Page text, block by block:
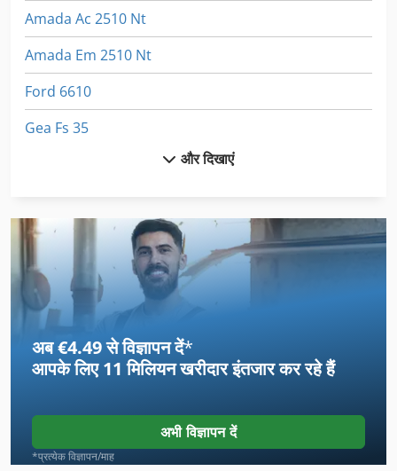
Amada Ac 2510 Nt
Amada Em 2510 Nt
Ford 6610
Gea Fs 35
Grove Gmk 2035
Grove Toucan 1010
Hamm Grw 15
Jcb Js 200 W
Jcb Js 210 Lc
Jcb Js 220 Lc
Kity 609
और दिखाएं
अब €4.49 से विज्ञापन दें*
आपके लिए11 मिलियन खरीदारइंतजार कर रहे हैं
अभी विज्ञापन दें
*प्रत्येक विज्ञापन/माह